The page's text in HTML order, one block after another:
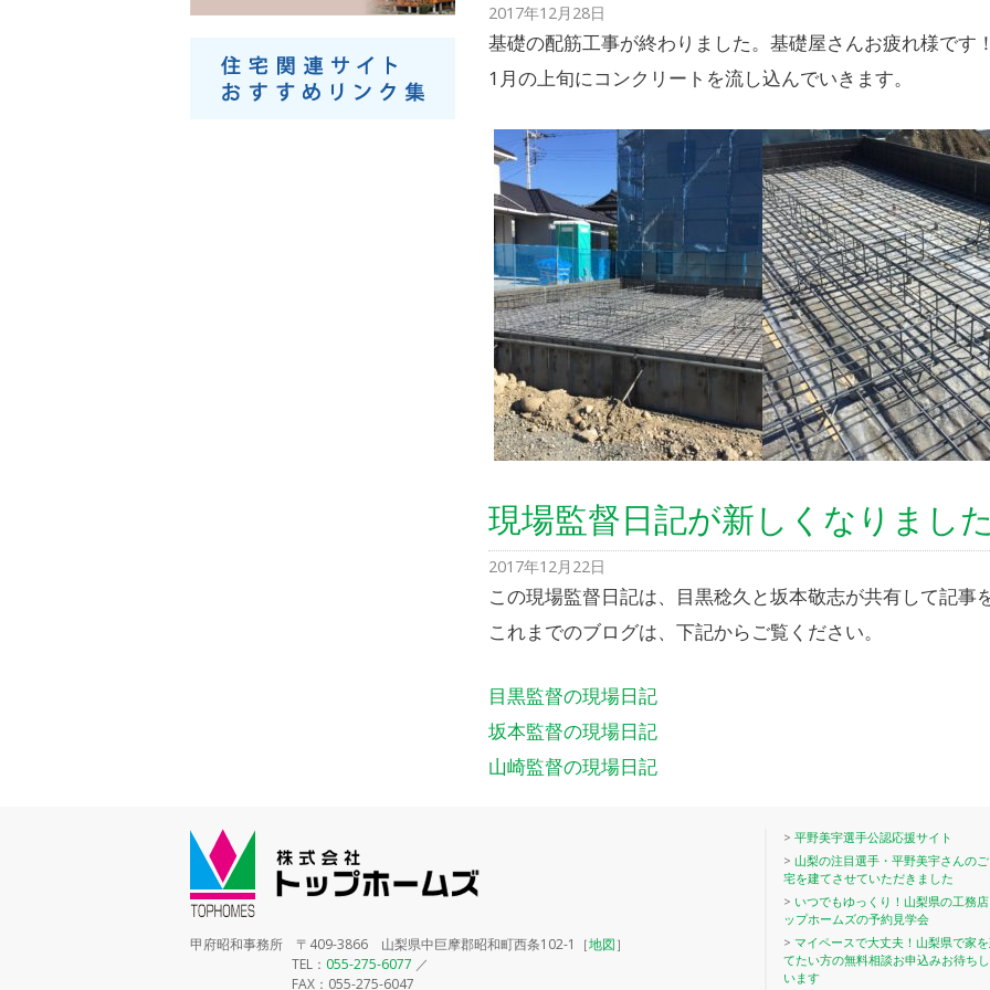
2017年12月28日
基礎の配筋工事が終わりました。基礎屋さんお疲れ様です
1月の上旬にコンクリートを流し込んでいきます。
現場監督日記が新しくなりまし
2017年12月22日
この現場監督日記は、目黒稔久と坂本敬志が共有して記事
これまでのブログは、下記からご覧ください。
目黒監督の現場日記
坂本監督の現場日記
山崎監督の現場日記
甲府昭和事務所 〒409-3866 山梨県中巨摩郡昭和町西条102-1［地図］
TEL： 055-275-6077 ／
FAX：055-275-6047
> 平野美宇選手公認応援サイト
> 山梨の注目選手・平野美宇さんの
宅を建てさせていただきました
> いつでもゆっくり！山梨県の工務
ップホームズの予約見学会
> マイペースで大丈夫！山梨県で家
てたい方の無料相談お申込みお待ち
います